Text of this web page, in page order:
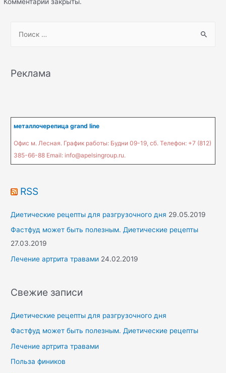
r
o
Реклама
металлочерепица grand line
Офис м. Лесная. График работы: Будни 09-19, сб. Телефон: +7 (812)
385-66-88 Email: info@apelsingroup.ru.
RSS
Диетические рецепты для разгрузочного дня 29.05.2019
Фастфуд может быть полезным. Диетические рецепты
27.03.2019
Лечение артрита травами 24.02.2019
Свежие записи
Диетические рецепты для разгрузочного дня
Фастфуд может быть полезным. Диетические рецепты
Лечение артрита травами
Польза фиников